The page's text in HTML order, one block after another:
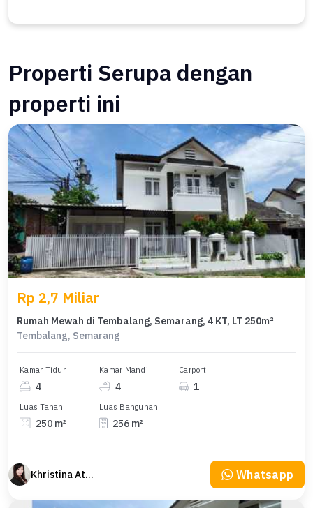
Properti Serupa dengan
properti ini
Rp 2,7 Miliar
Rumah Mewah di Tembalang, Semarang, 4 KT, LT 250m²
Tembalang, Semarang
Kamar Tidur
4
Kamar Mandi
4
Carport
1
Luas Tanah
250 m²
Luas Bangunan
256 m²
Khristina Atmodjo Whatsapp